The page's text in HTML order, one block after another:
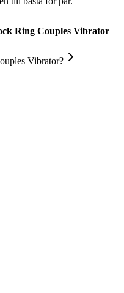
Ring Couples Vibrator
Vibrator?